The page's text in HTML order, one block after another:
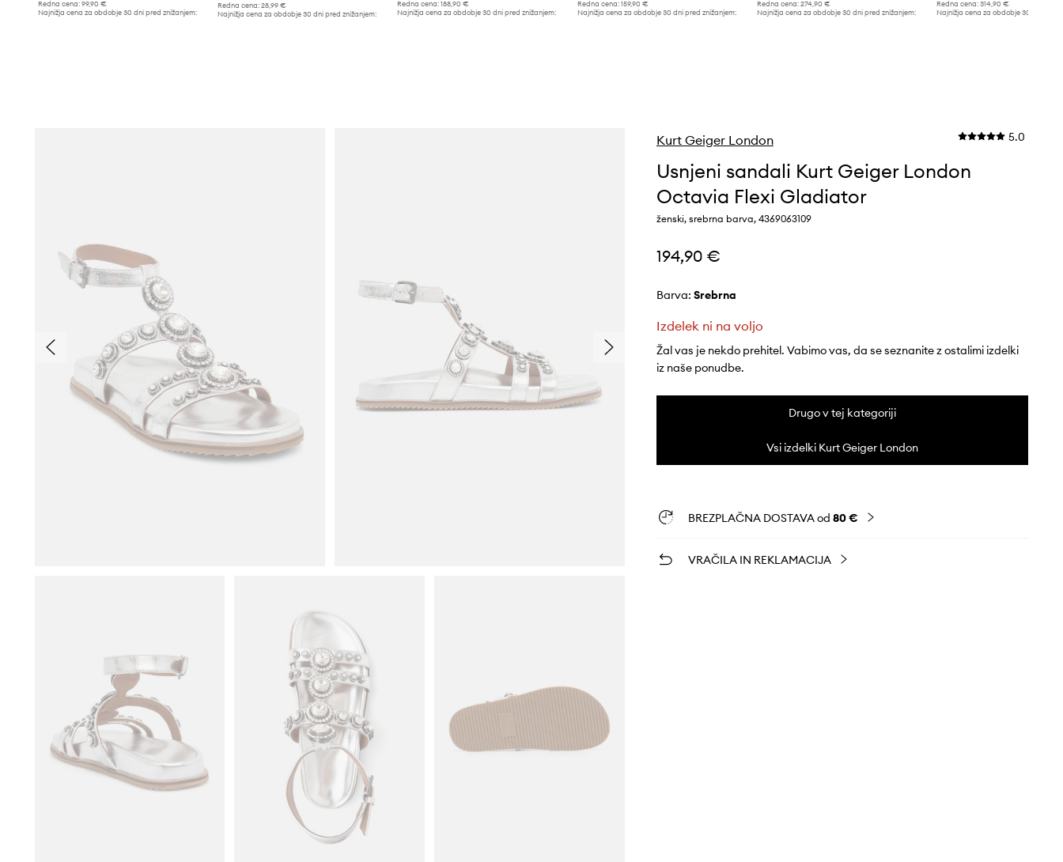
Redna cena: 99,90 €
Najnižja cena za obdobje 30 dni pred znižanjem:
Redna cena:28,99 €
Najnižja cena za obdobje 30 dni pred znižanjem:
Redna cena: 188,90 €
Najnižja cena za obdobje 30 dni pred znižanjem:
Redna cena: 159,90 €
Najnižja cena za obdobje 30 dni pred znižanjem:
Redna cena:274,90 €
Najnižja cena za obdobje 30 dni pred znižanjem:
Redna cena: 314,90 €
Najnižja cena za obdobje 30 dni pred
Kurt Geiger London 5.0
Usnjeni sandali Kurt Geiger London
Octavia Flexi Gladiator
ženski, srebrna barva, 4369063109
194,90 €
Barva: srebrna
Izdelek ni na voljo
Žal vas je nekdo prehitel. Vabimo vas, da se seznanite z ostalimi izdelki
iz naše ponudbe.
Drugo v tej kategoriji
Vsi izdelki Kurt Geiger London
BREZPLAČNA DOSTAVA od 80 €
VRAČILA IN REKLAMACIJA